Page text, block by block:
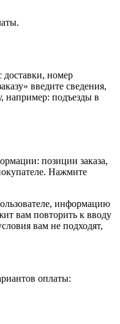
номер
введите сведения,
например: подъезды в
позиции заказа,
Нажмите
информацию
вам повторить к вводу
вам не подходят,
оплаты: